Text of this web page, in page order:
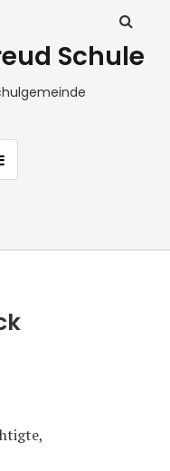
Schule